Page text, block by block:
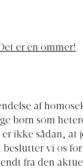
er en ommer!
af
børn som
ikke sådan, at
vi os
fra den